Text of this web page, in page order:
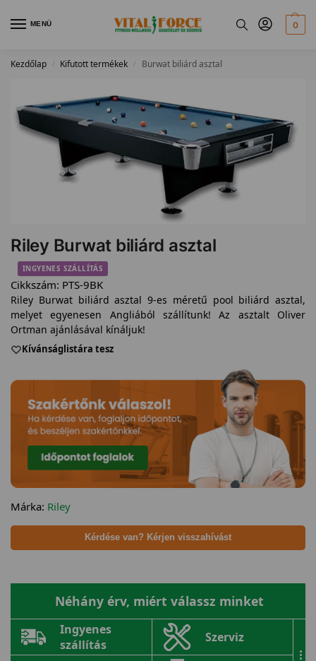
MENÜ 0
Kezdőlap / Kifutott termékek / Burwat biliárd asztal
Riley Burwat biliárd asztal
INGYENES SZÁLLÍTÁS
Cikkszám: PTS-9BK
Riley Burwat biliárd asztal 9-es méretű pool biliárd asztal,
melyet egyenesen Angliából szállítunk! Az asztalt Oliver
Ortman ajánlásával kínáljuk!
Kívánságlistára tesz
Márka: Riley
Kérdése van? Kérjen visszahívást
Néhány érv, miért válassz minket
Ingyenes
szállítás
Szerviz
...